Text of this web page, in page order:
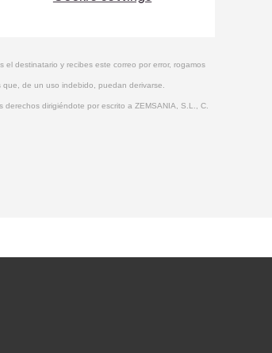
destinatario y recibes este correo por error, rogamos
de un uso indebido, puedan derivarse.
dirigiéndote por escrito a ZEMSANIA, S.L., C.